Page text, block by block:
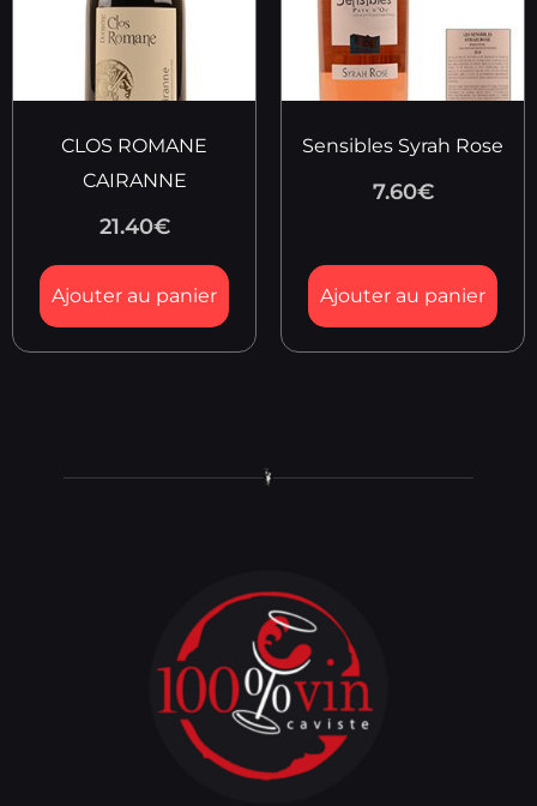
CLOS ROMANE
CAIRANNE
21.40€
Ajouter au panier
Sensibles Syrah Rose
7.60€
Ajouter au panier